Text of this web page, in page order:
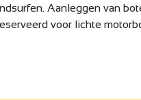
Aanleggen van
voor lichte